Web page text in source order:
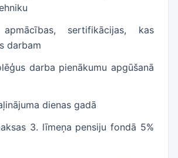
apmācības, sertifikācijas, kas
darbam
darba pienākumu apgūšanā
dienas gadā
3. līmeņa pensiju fondā 5%